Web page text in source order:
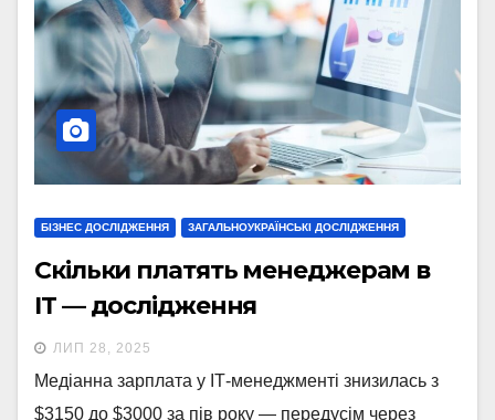
БІЗНЕС ДОСЛІДЖЕННЯ ЗАГАЛЬНОУКРАЇНСЬКІ ДОСЛІДЖЕННЯ
Скільки платять менеджерам в
IT — дослідження
ЛИП 28, 2025
Медіанна зарплата у ІТ-менеджменті знизилась з
$3150 до $3000 за пів року — передусім через